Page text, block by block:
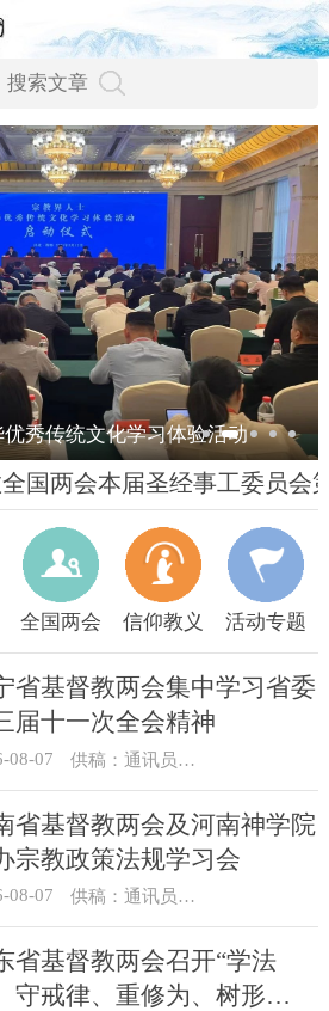
秀传统文化学习体验活动
国两会本届圣经事工委员会
全国两会 信仰教义 活动专题
省基督教两会集中学习省委
届十一次全会精神
08-07 供稿：通讯员 顾利民
省基督教两会及河南神学院
宗教政策法规学习会
08-07 供稿：通讯员 靳新元
省基督教两会召开“学法
守戒律、重修为、树形